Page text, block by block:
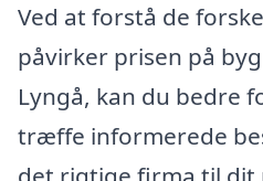
Ved at forstå de
påvirker prisen på
Lyngå, kan du bedre
træffe informerede